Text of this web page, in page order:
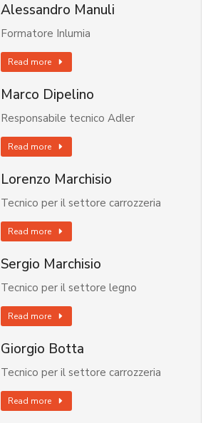
Alessandro Manuli
Formatore Inlumia
Read more
Marco Dipelino
Responsabile tecnico Adler
Read more
Lorenzo Marchisio
Tecnico per il settore carrozzeria
Read more
Sergio Marchisio
Tecnico per il settore legno
Read more
Giorgio Botta
Tecnico per il settore carrozzeria
Read more